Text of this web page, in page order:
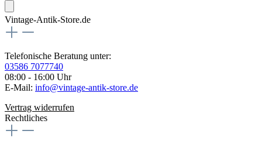
Vintage-Antik-Store.de
Telefonische Beratung unter:
03586 7077740
08:00 - 16:00 Uhr
E-Mail: info@vintage-antik-store.de
Vertrag widerrufen
Rechtliches